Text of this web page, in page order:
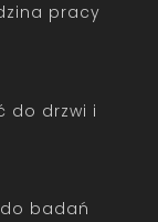
pracy
do drzwi i
badań